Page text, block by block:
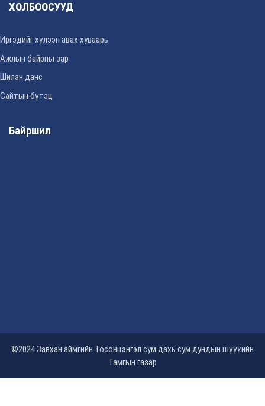
ХОЛБООСУУД
Иргэдийг хүлээн авах хуваарь
Ажлын байрны зар
Шилэн данс
Сайтын бүтэц
Байршил
©2024 Завхан аймгийн Тосонцэнгэл сум дахь сум дундын шүүхийн
Тамгын газар